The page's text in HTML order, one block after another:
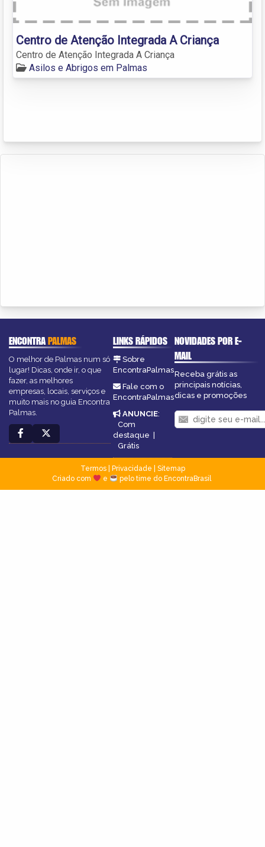
Centro de Atenção Integrada A Criança
Centro de Atenção Integrada A Criança
Asilos e Abrigos em Palmas
ENCONTRAPALMAS
O melhor de Palmas num só
lugar! Dicas, onde ir, o que
fazer, as melhores
empresas, locais, serviços e
muito mais no guia Encontra
Palmas.
LINKS RÁPIDOS
Sobre
EncontraPalmas
Fale com o
EncontraPalmas
ANUNCIE:
Com
destaque |
Grátis
NOVIDADES POR E-
MAIL
Receba grátis as
principais notícias,
dicas e promoções
Termos| Privacidade
Sitemap
Criado com
e pelo time do EncontraBrasil